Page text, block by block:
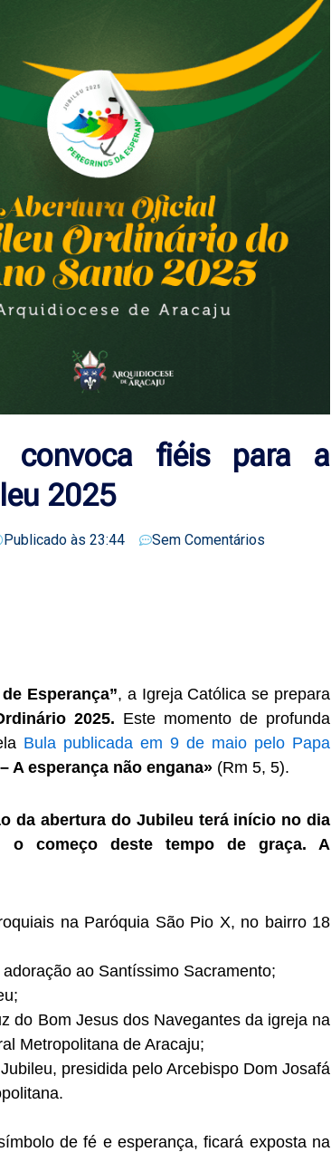
convoca fiéis para a
2025
Publicado às 23:44 Sem Comentários
Esperança”, a Igreja Católica se prepara
2025. Este momento de profunda
Bula publicada em 9 de maio pelo Papa
A esperança não engana» (Rm 5, 5).
da abertura do Jubileu terá início no dia
o começo deste tempo de graça. A
na Paróquia São Pio X, no bairro 18
ao Santíssimo Sacramento;
do Bom Jesus dos Navegantes da igreja na
Metropolitana de Aracaju;
presidida pelo Arcebispo Dom Josafá
de fé e esperança, ficará exposta na